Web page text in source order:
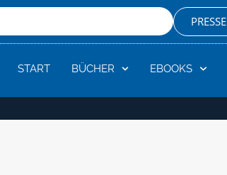
PRESSE
START BÜCHER EBOOKS